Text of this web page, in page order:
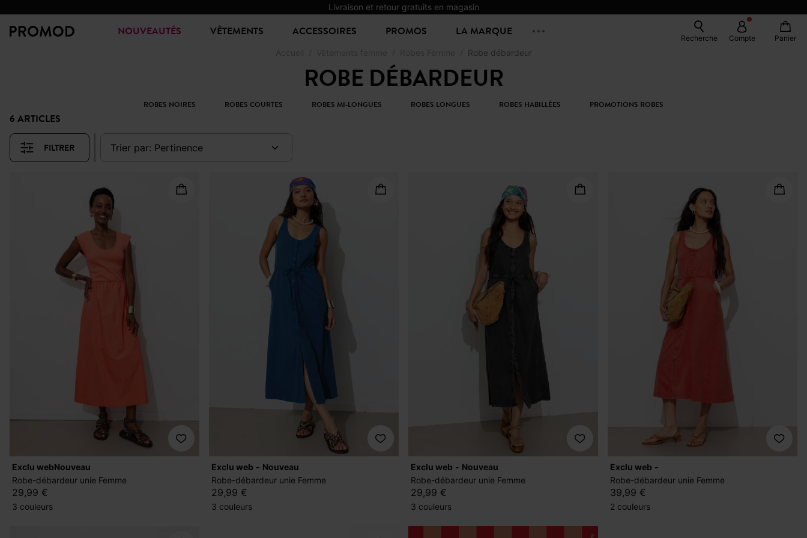
Livraison et retour gratuits en magasin
NOUVEAUTÉS VÊTEMENTS ACCESSOIRES PROMOS LA MARQUE Recherche Compte Panier
Robe débardeur
ROBE DÉBARDEUR
ROBES NOIRES ROBES COURTES ROBES MI-LONGUES ROBES LONGUES ROBES HABILLÉES PROMOTIONS ROBES
6 ARTICLES
FILTRER trier par: pertinence
exclu web
nouveau
Robe-débardeur unie Femme
29,99 €
3 couleurs
exclu web
nouveau
Robe-débardeur unie Femme
29,99 €
3 couleurs
exclu web
nouveau
Robe-débardeur unie Femme
29,99 €
3 couleurs
exclu web
Robe-débardeur unie Femme
39,99 €
2 couleurs